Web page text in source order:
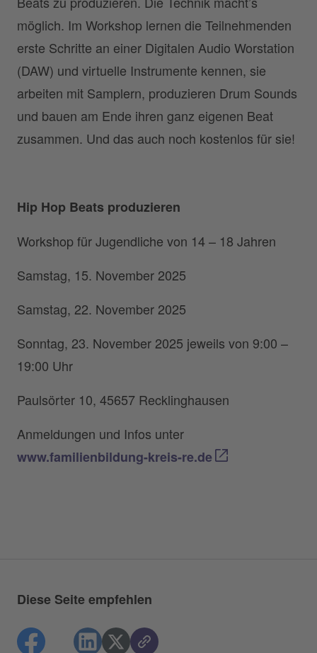
möglich. Im Workshop lernen die Teilnehmenden
erste Schritte an einer Digitalen Audio Worstation
(DAW) und virtuelle Instrumente kennen, sie
arbeiten mit Samplern, produzieren Drum Sounds
und bauen am Ende ihren ganz eigenen Beat
zusammen. Und das auch noch kostenlos für sie!
Hip Hop Beats produzieren
Workshop für Jugendliche von 14 – 18 Jahren
Samstag, 15. November 2025
Samstag, 22. November 2025
Sonntag, 23. November 2025 jeweils von 9:00 –
19:00 Uhr
Paulsörter 10, 45657 Recklinghausen
Anmeldungen und Infos unter
www.familienbildung-kreis-re.de
Diese Seite empfehlen